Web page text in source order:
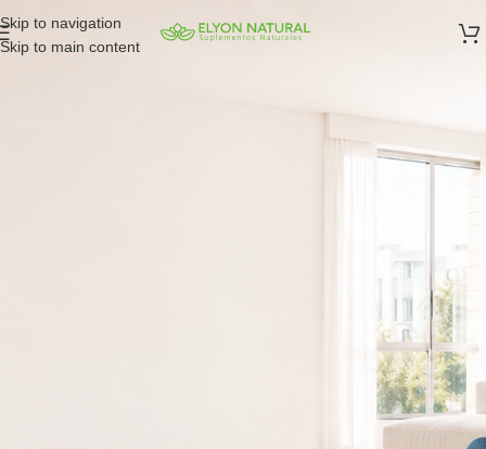
Skip to navigation
Skip to main content